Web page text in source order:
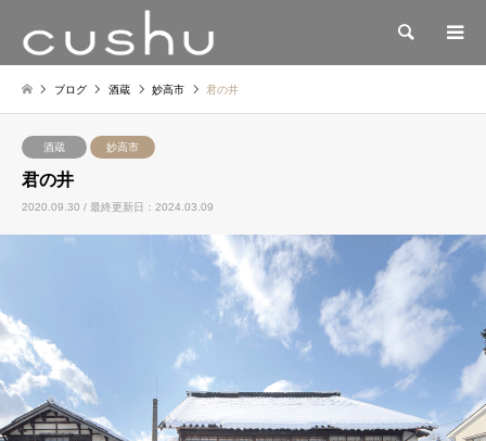
検索
ブログ 酒蔵 妙高市 君の井
酒蔵 妙高市
君の井
2020.09.30 / 最終更新日：2024.03.09